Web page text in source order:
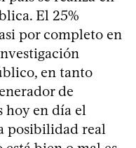
El 25%
por completo en
en tanto
de
hoy en día el
posibilidad real